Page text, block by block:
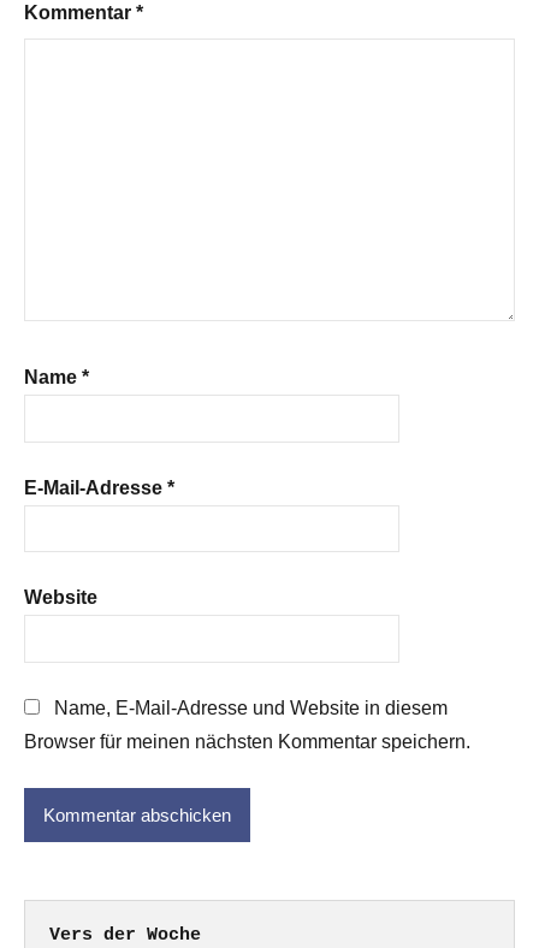
Kommentar *
Name *
E-Mail-Adresse *
Website
Name, E-Mail-Adresse und Website in diesem
Browser für meinen nächsten Kommentar speichern.
Vers der Woche